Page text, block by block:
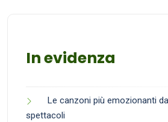
In evidenza
Le canzoni più emozionanti
spettacoli